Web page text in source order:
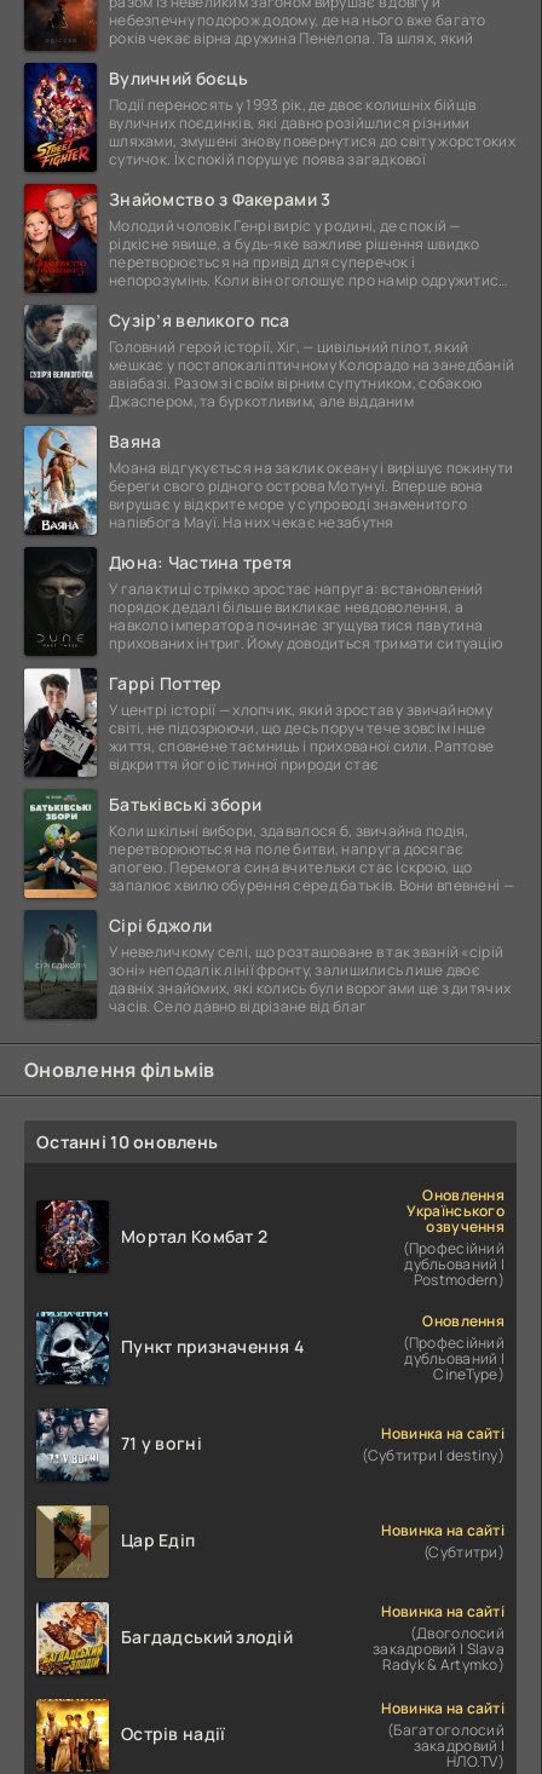
небезпечну подорож додому, де на нього вже багато
років чекає вірна дружина Пенелопа. Та шлях, який
Вуличний боєць
Події переносять у 1993 рік, де двоє колишніх бійців
вуличних поєдинків, які давно розійшлися різними
шляхами, змушені знову повернутися до світу жорстоких
сутичок. Їх спокій порушує поява загадкової
Знайомство з Факерами 3
Молодий чоловік Генрі виріс у родині, де спокій —
рідкісне явище, а будь-яке важливе рішення швидко
перетворюється на привід для суперечок і
непорозумінь. Коли він оголошує про намір одружитися,
Сузір’я великого пса
Головний герой історії, Хіг, — цивільний пілот, який
мешкає у постапокаліптичному Колорадо на занедбаній
авіабазі. Разом зі своїм вірним супутником, собакою
Джаспером, та буркотливим, але відданим
Ваяна
Моана відгукується на заклик океану і вирішує покинути
береги свого рідного острова Мотунуї. Вперше вона
вирушає у відкрите море у супроводі знаменитого
напівбога Мауї. На них чекає незабутня
Дюна: Частина третя
У галактиці стрімко зростає напруга: встановлений
порядок дедалі більше викликає невдоволення, а
навколо імператора починає згущуватися павутина
прихованих інтриг. Йому доводиться тримати ситуацію
Гаррі Поттер
У центрі історії — хлопчик, який зростав у звичайному
світі, не підозрюючи, що десь поруч тече зовсім інше
життя, сповнене таємниць і прихованої сили. Раптове
відкриття його істинної природи стає
Батьківські збори
Коли шкільні вибори, здавалося б, звичайна подія,
перетворюються на поле битви, напруга досягає
апогею. Перемога сина вчительки стає іскрою, що
запалює хвилю обурення серед батьків. Вони впевнені —
Сірі бджоли
У невеличкому селі, що розташоване в так званій «сірій
зоні» неподалік лінії фронту, залишились лише двоє
давніх знайомих, які колись були ворогами ще з дитячих
часів. Село давно відрізане від благ
Оновлення фільмів
Останні 10 оновлень
Мортал Комбат 2
Оновлення
Українського
озвучення
(Професійний
дубльований |
Postmodern)
Пункт призначення 4
Оновлення
(Професійний
дубльований |
CineType)
71 у вогні
Новинка на сайті
(Субтитри | destiny)
Цар Едіп
Новинка на сайті
(Субтитри)
Багдадський злодій
Новинка на сайті
(Двоголосий
закадровий | Slava
Radyk & Artymko)
Острів надії
Новинка на сайті
(Багатоголосий
закадровий |
НЛО.TV)